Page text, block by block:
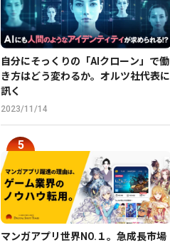
自分にそっくりの「AIクローン」で働
き方はどう変わるか。オルツ社代表に
訊く
2023/11/14
マンガアプリ世界NO.１。急成長市場